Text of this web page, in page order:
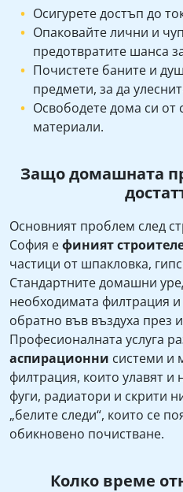
Осигурете достъп до
Опаковайте лични и
предотвратите шанса
Почистете баните и
предмети, за да
Освободете дома си от
материали.
Защо домашната
Основният проблем след
София ефиният
частици от шпакловка,
Стандартните домашни
необходимата филтрация
обратно във въздуха през
Професионалната услуга
аспирационни системи и
филтрация, които улавят и
фуги, радиатори и скрити
„белите следи“, които се
обикновено почистване.
Колко време